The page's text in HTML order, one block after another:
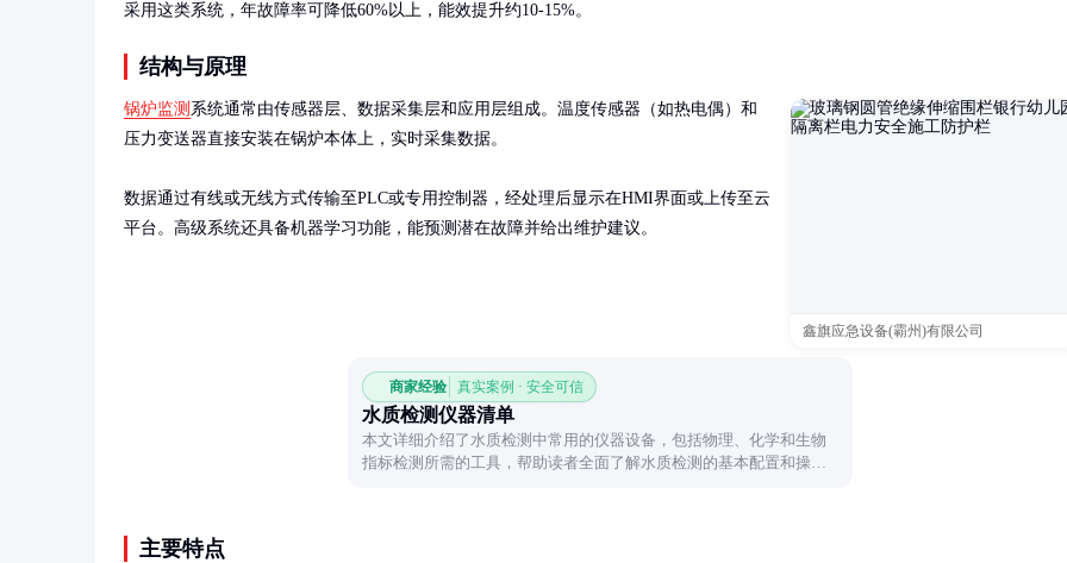
采用这类系统，年故障率可降低60%以上，能效提升约10-15%。
结构与原理
鑫旗应急设备(霸州)有限公司
锅炉监测 系统通常由传感器层、数据采集层和应用层组成。温度传感器（如热电偶）和
压力变送器直接安装在锅炉本体上，实时采集数据。
数据通过有线或无线方式传输至PLC或专用控制器，经处理后显示在HMI界面或上传至云
平台。高级系统还具备机器学习功能，能预测潜在故障并给出维护建议。
商家经验 真实案例 · 安全可信
水质检测仪器清单
本文详细介绍了水质检测中常用的仪器设备，包括物理、化学和生物
指标检测所需的工具，帮助读者全面了解水质检测的基本配置和操作
主要特点